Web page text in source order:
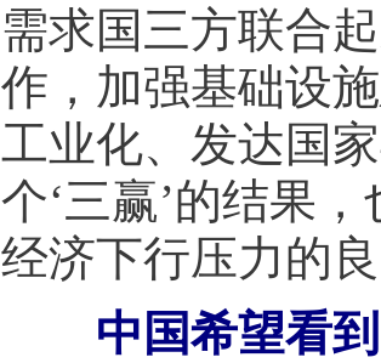
需求国三方联合
作，加强基础设
工业化、发达国
个‘三赢’的结果
经济下行压力的
中国希望看